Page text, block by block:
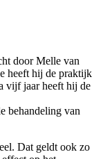
door Melle van
heeft hij de praktijk
vijf jaar heeft hij de
behandeling van
Dat geldt ook zo